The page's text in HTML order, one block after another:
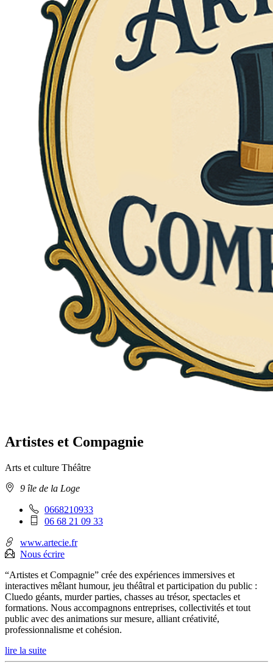
Artistes et Compagnie
Arts et culture Théâtre
Adresse9 île de la Loge
Téléphone
fixe
0668210933
Téléphone
:
06 68 21 09 33
www.artecie.fr
Nous écrire
“Artistes et Compagnie” crée des expériences immersives et
interactives mêlant humour, jeu théâtral et participation du public :
Cluedo géants, murder parties, chasses au trésor, spectacles et
formations. Nous accompagnons entreprises, collectivités et tout
public avec des animations sur mesure, alliant créativité,
professionnalisme et cohésion.
lire la suite